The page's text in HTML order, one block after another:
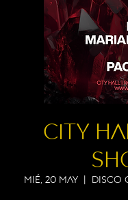
City
mié, 20 may
DISCO